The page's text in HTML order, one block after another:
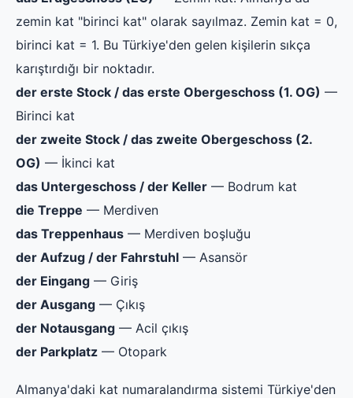
zemin kat "birinci kat" olarak sayılmaz. Zemin kat = 0,
birinci kat = 1. Bu Türkiye'den gelen kişilerin sıkça
karıştırdığı bir noktadır.
der erste Stock / das erste Obergeschoss (1. OG) —
Birinci kat
der zweite Stock / das zweite Obergeschoss (2.
OG) — İkinci kat
das Untergeschoss / der Keller — Bodrum kat
die Treppe — Merdiven
das Treppenhaus — Merdiven boşluğu
der Aufzug / der Fahrstuhl — Asansör
der Eingang — Giriş
der Ausgang — Çıkış
der Notausgang — Acil çıkış
der Parkplatz — Otopark
Almanya'daki kat numaralandırma sistemi Türkiye'den